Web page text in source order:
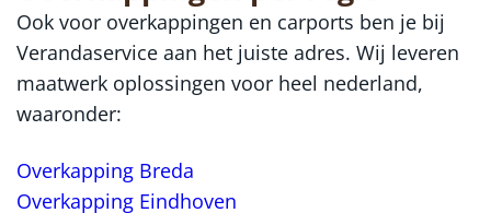
Ook voor overkappingen en carports ben je bij
Verandaservice aan het juiste adres. Wij leveren
maatwerk oplossingen voor heel nederland,
waaronder:
Overkapping Breda
Overkapping Eindhoven